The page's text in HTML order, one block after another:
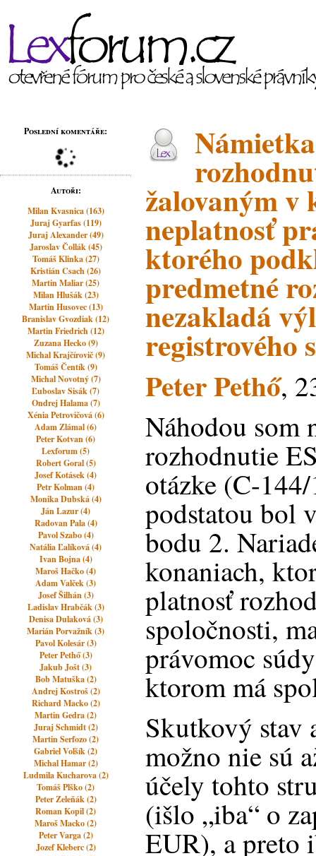
Poslední komentáře:
Autoři:
Milan Kvasnica (163)
Juraj Gyarfas (119)
Juraj Alexander (49)
Jaroslav Čollák (45)
Tomáš Klinka (27)
Kristián Csach (26)
Martin Maliar (25)
Milan Hlušák (23)
Martin Husovec (13)
Branislav Gvozdiak (12)
Martin Friedrich (12)
Zuzana Hecko (9)
Michal Krajčírovič (9)
Tomáš Čentík (9)
Michal Novotný (7)
Ľuboslav Sisák (7)
Ondrej Halama (7)
Xénia Petrovičová (6)
Adam Zlámal (6)
Peter Kotvan (6)
Lexforum (5)
Robert Goral (5)
Josef Kotásek (4)
Petr Kolman (4)
Monika Dubská (4)
Ján Lazur (4)
Radovan Pala (4)
Pavol Szabo (4)
Natália Ľalíková (4)
Ivan Bojna (4)
Maroš Hačko (4)
Adam Valček (3)
Josef Šilhán (3)
Ladislav Hrabčák (3)
Denisa Dulaková (3)
Marián Porvažník (3)
Pavol Kolesár (3)
Peter Pethő (3)
Jakub Jošt (3)
Bob Matuška (2)
Andrej Kostroš (2)
Richard Macko (2)
Martin Gedra (2)
Juraj Schmidt (2)
Martin Serfozo (2)
Gabriel Volšík (2)
Michal Hamar (2)
Ludmila Kucharova (2)
Tomáš Plško (2)
Peter Zeleňák (2)
Roman Kopil (2)
Maroš Macko (2)
Peter Varga (2)
Jozef Kleberc (2)
žalovaným v
neplatnosť
ktorého
predmetné
nezakladá
registrového
Peter Pethő,
Náhodou som
rozhodnutie
otázke (C-
podstatou bol
bodu 2.
konaniach,
platnosť
spoločnosti,
právomoc
ktorom má
Skutkový stav
možno nie sú
účely tohto
(išlo „iba“ o
EUR), a preto